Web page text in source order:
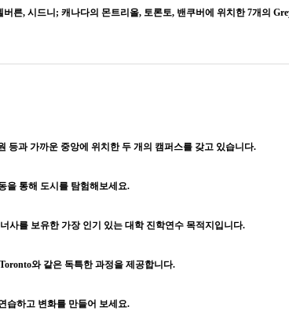
른, 시드니; 캐나다의 몬트리올, 토론토, 밴쿠버에 위치한 7개의
등과 가까운 중앙에 위치한 두 개의 캠퍼스를 갖고 있습니다.
을 통해 도시를 탐험해보세요.
사를 보유한 가장 인기 있는 대학 진학연수 목적지입니다.
와 같은 독특한 과정을 제공합니다.
습하고 변화를 만들어 보세요.